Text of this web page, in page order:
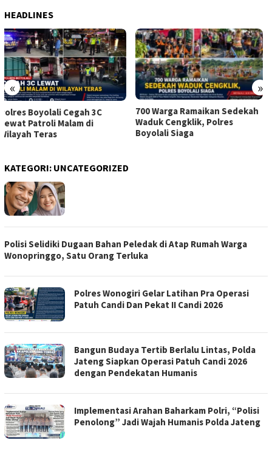
HEADLINES
« »
700 Warga Ramaikan Sedekah
Waduk Cengklik, Polres
Boyolali Siaga
Polres Boyolali Bantu 20 Sak
Semen untuk Rabat Beton
Jalan Masjid Al Faqih
KATEGORI: UNCATEGORIZED
Polisi Selidiki Dugaan Bahan Peledak di Atap Rumah Warga
Wonopringgo, Satu Orang Terluka
Polres Wonogiri Gelar Latihan Pra Operasi
Patuh Candi Dan Pekat II Candi 2026
Bangun Budaya Tertib Berlalu Lintas, Polda
Jateng Siapkan Operasi Patuh Candi 2026
dengan Pendekatan Humanis
Implementasi Arahan Baharkam Polri, “Polisi
Penolong” Jadi Wajah Humanis Polda Jateng